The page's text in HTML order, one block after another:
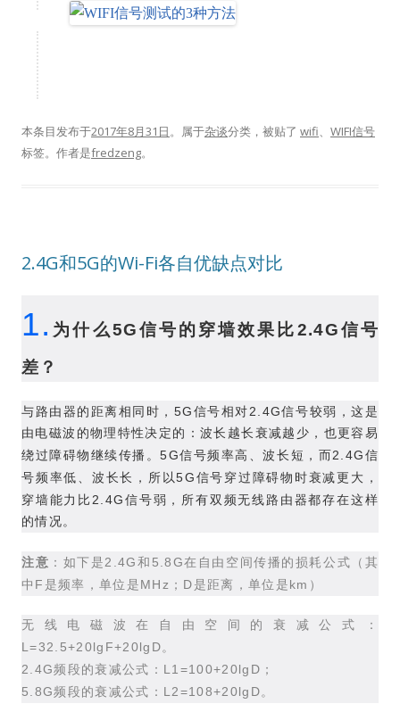
本条目发布于2017年8月31日。属于杂谈分类，被贴了 wifi、 WIFI信号
标签。 作者是fredzeng。
2.4G和5G的Wi-Fi各自优缺点对比
1. 为什么5G信号的穿墙效果比2.4G信号
差？
与路由器的距离相同时， 5G 信号相对 2.4G信号较弱，这是
由电磁波的物理特性决定的：波长越长衰减越少，也更容易
绕过障碍物继续传播。5G信号频率高、波长短，而2.4G 信
号频率低、波长长，所以5G 信号穿过障碍物时衰减更大，
穿墙能力比2.4G 信号弱，所有双频无线路由器都存在这样
的情况。
注意 ：如下是 2.4G 和 5.8G在自由空间传播的损耗公式（其
中 F 是频率，单位是 MHz ； D 是距离，单位是 km ）
无线电磁波在自由空间的衰减公式：
L=32.5+20lgF+20lgD 。
2.4G频段的衰减公式： L1=100+20lgD ；
5.8G频段的衰减公式： L2=108+20lgD 。